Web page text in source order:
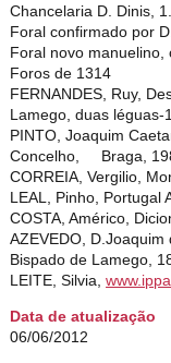
Chancelaria D. Dinis,
Foral confirmado por
Foral novo manuelino,
Foros de 1314
FERNANDES, Ruy,
Lamego, duas léguas-
PINTO, Joaquim
Concelho, Braga,
CORREIA, Vergilio,
LEAL, Pinho, Portugal
COSTA, Américo,
AZEVEDO,
Bispado de Lamego,
LEITE, Silvia,
Data de atualização
06/06/2012